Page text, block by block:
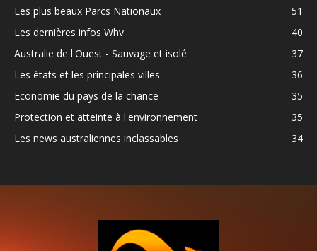
Les plus beaux Parcs Nationaux
51
Les dernières infos Whv
40
Australie de l'Ouest - Sauvage et isolé
37
Les états et les principales villes
36
Economie du pays de la chance
35
Protection et atteinte à l'environnement
35
Les news australiennes inclassables
34